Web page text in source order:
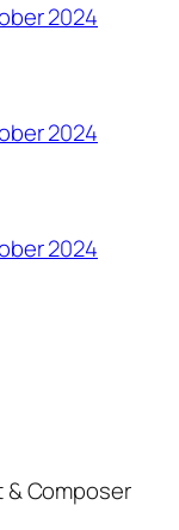
2024
2024
2024
Composer